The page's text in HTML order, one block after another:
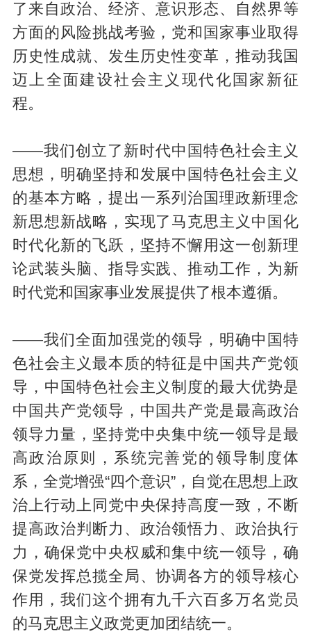
了来自政治、经济、意识形态、自然界等
方面的风险挑战考验，党和国家事业取得
历史性成就、发生历史性变革，推动我国
迈上全面建设社会主义现代化国家新征
程。
——我们创立了新时代中国特色社会主义
思想，明确坚持和发展中国特色社会主义
的基本方略，提出一系列治国理政新理念
新思想新战略，实现了马克思主义中国化
时代化新的飞跃，坚持不懈用这一创新理
论武装头脑、指导实践、推动工作，为新
时代党和国家事业发展提供了根本遵循。
——我们全面加强党的领导，明确中国特
色社会主义最本质的特征是中国共产党领
导，中国特色社会主义制度的最大优势是
中国共产党领导，中国共产党是最高政治
领导力量，坚持党中央集中统一领导是最
高政治原则，系统完善党的领导制度体
系，全党增强“四个意识”，自觉在思想上政
治上行动上同党中央保持高度一致，不断
提高政治判断力、政治领悟力、政治执行
力，确保党中央权威和集中统一领导，确
保党发挥总揽全局、协调各方的领导核心
作用，我们这个拥有九千六百多万名党员
的马克思主义政党更加团结统一。